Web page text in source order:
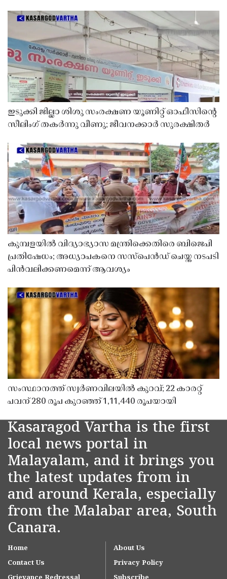
ഇടുക്കി ജില്ലാ ശിശു സംരക്ഷണ യൂണിറ്റ് ഓഫീസിൻ്റെ
സീലിംഗ് തകർന്നു വീണു; ജീവനക്കാർ സുരക്ഷിതർ
കുമ്പളയിൽ വിദ്യാഭ്യാസ മന്ത്രിക്കെതിരെ ബിജെപി
പ്രതിഷേധം; അധ്യാപകനെ സസ്‌പെൻഡ് ചെയ്ത നടപടി
പിൻവലിക്കണമെന്ന് ആവശ്യം
സംസ്ഥാനത്ത് സ്വർണവിലയിൽ കുറവ്; 22 കാരറ്റ്
പവന് 280 രൂപ കുറഞ്ഞ് 1,11,440 രൂപയായി
Kasaragod Vartha is the first
local news portal in
Malayalam, and it brings you
the latest updates from in
and around Kerala, especially
from the Malabar area, South
Canara.
Home
About Us
Contact Us
Privacy Policy